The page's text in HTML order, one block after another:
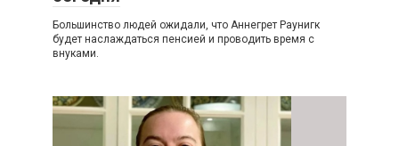
Большинство людей ожидали, что Аннегрет Раунигк
будет наслаждаться пенсией и проводить время с
внуками.